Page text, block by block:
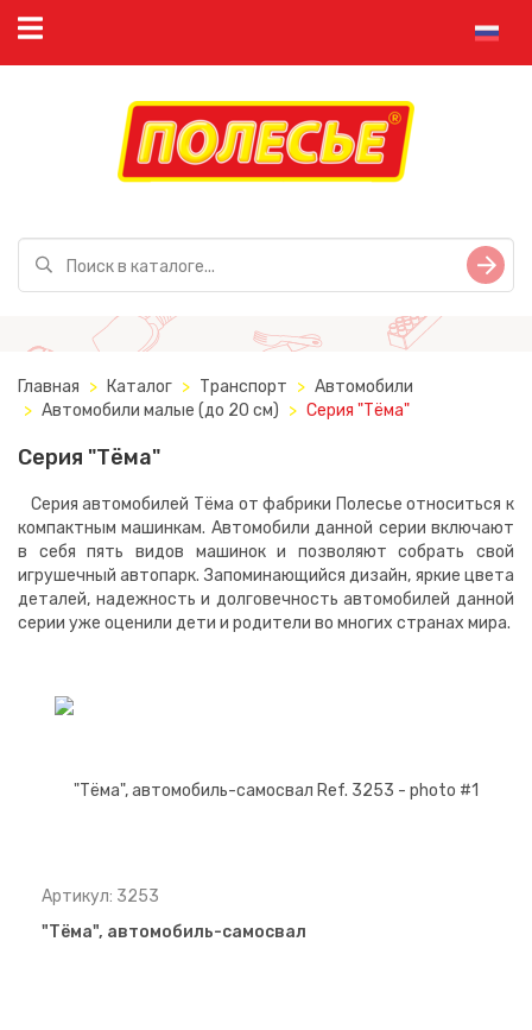
Главная Каталог Транспорт
Автомобили
Автомобили малые (до 20 см)
Серия "Тёма"
Серия "Тёма"
Серия автомобилей Тёма от фабрики Полесье относиться к
компактным машинкам. Автомобили данной серии включают
в себя пять видов машинок и позволяют собрать свой
игрушечный автопарк. Запоминающийся дизайн, яркие цвета
деталей, надежность и долговечность автомобилей данной
серии уже оценили дети и родители во многих странах мира.
Артикул: 3253
"Тёма", автомобиль-самосвал